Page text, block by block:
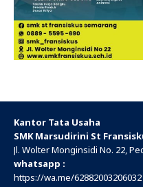
Kantor Tata Usaha
SMK Marsudirini St
Jl. Wolter Monginsidi No. 22,
whatsapp :
https://wa.me/62882003206032